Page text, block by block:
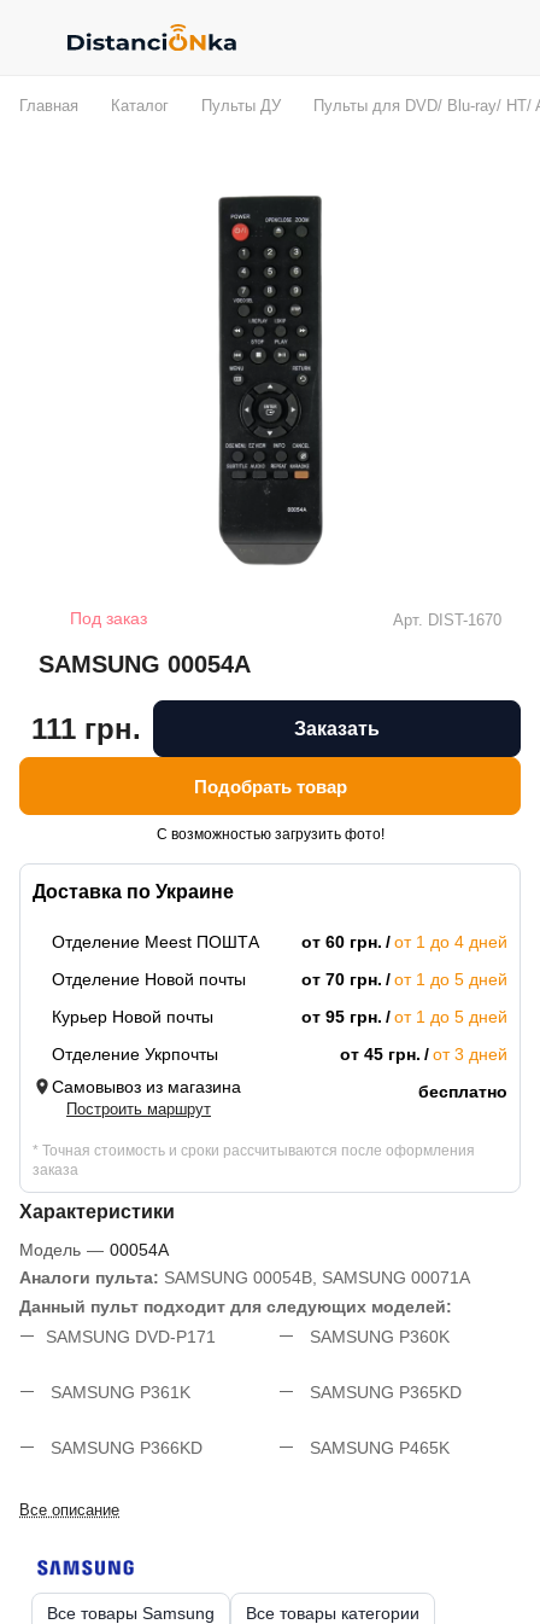
Главная Каталог Пульты ДУ Пульты для DVD/ Blu-ray/ HT/
Под заказ Арт. DIST-1670
SAMSUNG 00054A
Аналоги пульта: SAMSUNG 00054B, SAMSUNG 00071A
Данный пульт подходит для следующих моделей:
SAMSUNG DVD-P171
SAMSUNG P360K
SAMSUNG P361K SAMSUNG P365KD
SAMSUNG P366KD SAMSUNG P465K
Все описание
Доставка по Украине
Отделение Meest ПОШТА от 60 грн.
от 1 до 4 дней
Отделение Новой почты
от 70 грн.
от 1 до 5 дней
Курьер Новой почты
от 95 грн.
от 1 до 5 дней
Отделение Укрпочты
от 45 грн.
от 3 дней
Самовывоз из магазина
Построить маршрут
бесплатно
* Точная стоимость и сроки рассчитываются после оформления
заказа
Характеристики
Модель — 00054A
111 грн. Заказать
Подобрать товар
С возможностью загрузить фото!
Все товары Samsung Все товары категории